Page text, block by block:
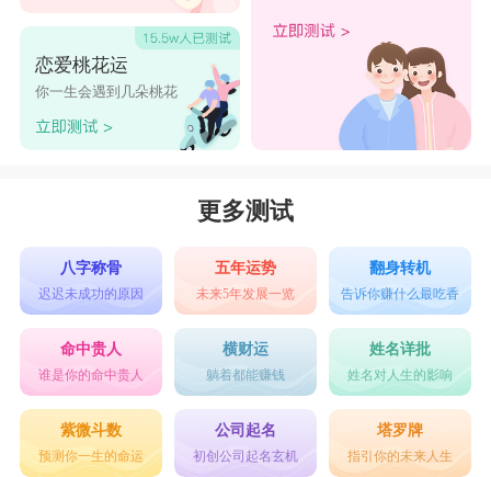
恋爱桃花运
你一生会遇到几朵桃花
更多测试
八字称骨
迟迟未成功的原因
五年运势
未来5年发展一览
翻身转机
告诉你赚什么最吃香
命中贵人
谁是你的命中贵人
横财运
躺着都能赚钱
姓名详批
姓名对人生的影响
紫微斗数
预测你一生的命运
公司起名
初创公司起名玄机
塔罗牌
指引你的未来人生